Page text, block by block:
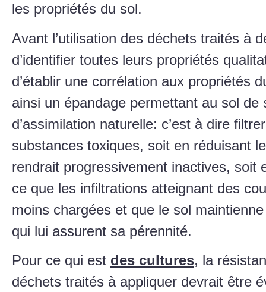
les propriétés du sol.
Avant l’utilisation des déchets traités à
d’identifier toutes leurs propriétés
d’établir une corrélation aux propriétés
ainsi un épandage permettant au sol de
d’assimilation naturelle: c’est à dire
substances toxiques, soit en réduisant
rendrait progressivement inactives, soit
ce que les infiltrations atteignant des
moins chargées et que le sol
qui lui assurent sa pérennité.
Pour ce qui est des cultures, la
déchets traités à appliquer devrait être